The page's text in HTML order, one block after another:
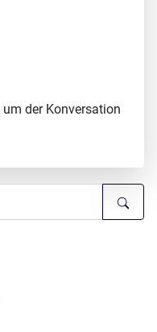
um der Konversation